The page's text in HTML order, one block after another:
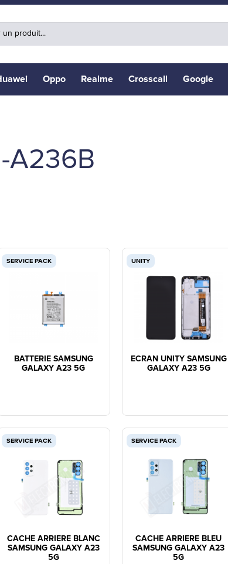
Oppo Realme Crosscall Google
A236B
SERVICE PACK
BATTERIE SAMSUNG
GALAXY A23 5G
UNITY
ECRAN UNITY SAMSUNG
GALAXY A23 5G
SERVICE PACK
CACHE ARRIERE BLANC
SAMSUNG GALAXY A23
5G
SERVICE PACK
CACHE ARRIERE BLEU
SAMSUNG GALAXY A23
5G